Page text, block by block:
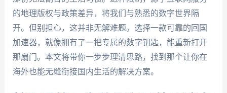
的地理版权与政策差异，将我们与熟悉的数字世界隔
开。但别担心，这并非无解难题。选择一款可靠的回国
加速器，就像拥有了一把专属的数字钥匙，能重新打开
那扇门。本文将带你一步步理清思路，找到那个让你在
海外也能无缝衔接国内生活的解决方案。